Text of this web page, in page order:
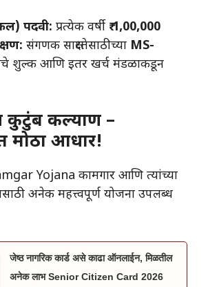
पदवी: प्रत्येक वर्षी ₹ 1,00,000
संगणक साक्षरतेसाठीच्या MS-
शुल्क आणि इतर खर्च मंडळाकडून
कुटुंब कल्याण –
मोठा आधार!
Yojana कामगार आणि त्यांच्या
अनेक महत्त्वपूर्ण योजना उपलब्ध
जेष्ठ नागरिक कार्ड असे काढा ऑनलाईन, मिळतील
अनेक लाभ Senior Citizen Card 2026